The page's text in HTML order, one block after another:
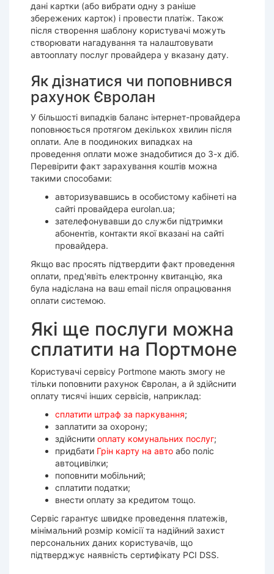
дані картки (або вибрати одну з раніше
збережених карток) і провести платіж. Також
після створення шаблону користувачі можуть
створювати нагадування та налаштовувати
автооплату послуг провайдера у вказану дату.
Як дізнатися чи поповнився
рахунок Євролан
У більшості випадків баланс інтернет-провайдера
поповнюється протягом декількох хвилин після
оплати. Але в поодиноких випадках на
проведення оплати може знадобитися до 3-х діб.
Перевірити факт зарахування коштів можна
такими способами:
авторизувавшись в особистому кабінеті на
сайті провайдера eurolan.ua;
зателефонувавши до служби підтримки
абонентів, контакти якої вказані на сайті
провайдера.
Якщо вас просять підтвердити факт проведення
оплати, пред'явіть електронну квитанцію, яка
була надіслана на ваш email після опрацювання
оплати системою.
Які ще послуги можна
сплатити на Портмоне
Користувачі сервісу Portmone мають змогу не
тільки поповнити рахунок Євролан, а й здійснити
оплату тисячі інших сервісів, наприклад:
сплатити штраф за паркування;
заплатити за охорону;
здійснити оплату комунальних послуг;
придбати Грін карту на авто або поліс
автоцивілки;
поповнити мобільний;
сплатити податки;
внести оплату за кредитом тощо.
Сервіс гарантує швидке проведення платежів,
мінімальний розмір комісії та надійний захист
персональних даних користувачів, що
підтверджує наявність сертифікату PCI DSS.